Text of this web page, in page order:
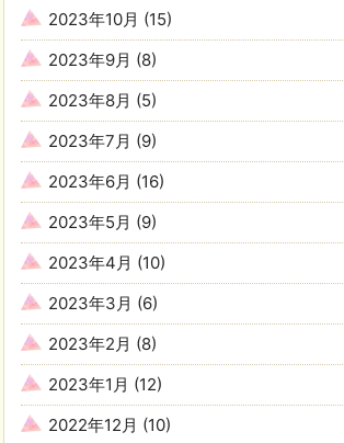
2023年10月 (15)
2023年9月 (8)
2023年8月 (5)
2023年7月 (9)
2023年6月 (16)
2023年5月 (9)
2023年4月 (10)
2023年3月 (6)
2023年2月 (8)
2023年1月 (12)
2022年12月 (10)